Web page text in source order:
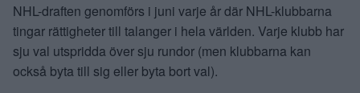
NHL-draften genomförs i juni varje år där NHL-klubbarna
tingar rättigheter till talanger i hela världen. Varje klubb har
sju val utspridda över sju rundor (men klubbarna kan
också byta till sig eller byta bort val).